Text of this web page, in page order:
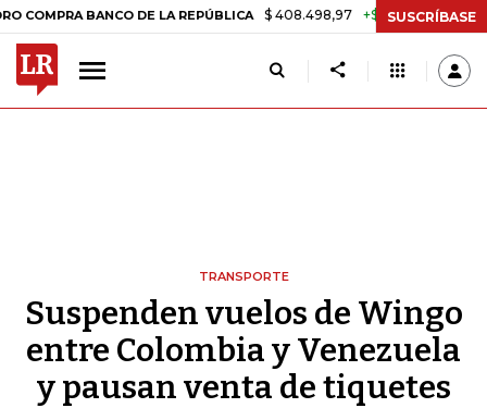
BANCO DE LA REPÚBLICA $ 408.498,97 +$ 8.753,81 +2,19%
SUSCRÍBASE
TRANSPORTE
Suspenden vuelos de Wingo
entre Colombia y Venezuela
y pausan venta de tiquetes